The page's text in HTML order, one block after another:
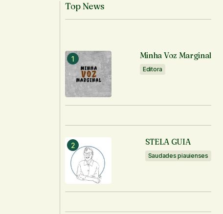
Top News
Minha Voz Marginal
Editora
STELA GUIA
Saudades piauienses